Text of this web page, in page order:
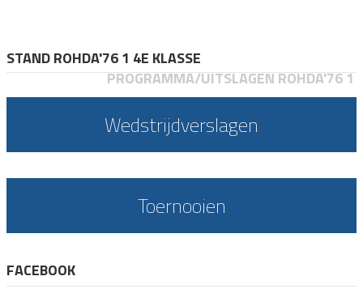
STAND ROHDA'76 1 4E KLASSE
PROGRAMMA/UITSLAGEN ROHDA'76 1
Wedstrijdverslagen
Toernooien
FACEBOOK